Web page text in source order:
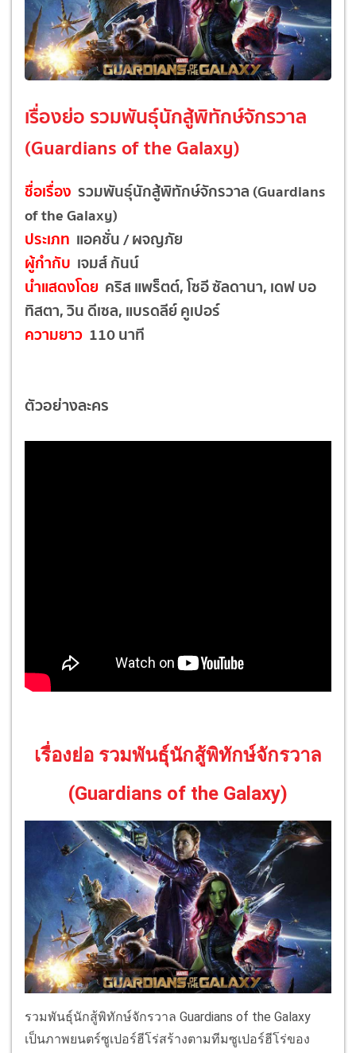
เรื่องย่อ รวมพันธุ์นักสู้พิทักษ์จักรวาล
(Guardians of the Galaxy)
ชื่อเรื่อง รวมพันธุ์นักสู้พิทักษ์จักรวาล (Guardians
of the Galaxy)
ประเภท แอคชั่น / ผจญภัย
ผู้กำกับ เจมส์ กันน์
นำแสดงโดย คริส แพร็ตต์, โซอี ซัลดานา, เดฟ บอ
ทิสตา, วิน ดีเซล, แบรดลีย์ คูเปอร์
ความยาว 110 นาที
ตัวอย่างละคร
เรื่องย่อ รวมพันธุ์นักสู้พิทักษ์จักรวาล
(Guardians of the Galaxy)
รวมพันธุ์นักสู้พิทักษ์จักรวาล Guardians of the Galaxy
เป็นภาพยนตร์ซูเปอร์ฮีโร่สร้างตามทีมซูเปอร์ฮีโร่ของ